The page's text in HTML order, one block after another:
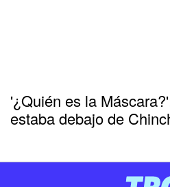
'¿Quién es la
estaba debajo de